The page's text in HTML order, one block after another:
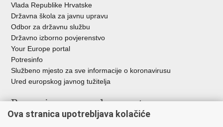
Vlada Republike Hrvatske
Državna škola za javnu upravu
Odbor za državnu službu
Državno izborno povjerenstvo
Your Europe portal
Potresinfo
Službeno mjesto za sve informacije o koronavirusu
Ured europskog javnog tužitelja
Poveznice pravosudnog sustava
Ova stranica upotrebljava kolačiće